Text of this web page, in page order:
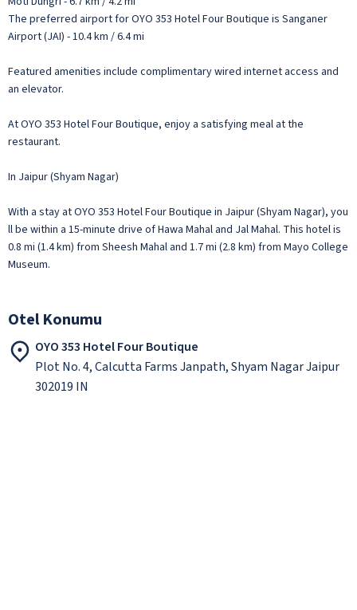
The preferred airport for OYO 353 Hotel Four Boutique is Sanganer
Airport (JAI) - 10.4 km / 6.4 mi
Featured amenities include complimentary wired internet access and
an elevator.
At OYO 353 Hotel Four Boutique, enjoy a satisfying meal at the
restaurant.
In Jaipur (Shyam Nagar)
With a stay at OYO 353 Hotel Four Boutique in Jaipur (Shyam Nagar), you
ll be within a 15-minute drive of Hawa Mahal and Jal Mahal. This hotel is
0.8 mi (1.4 km) from Sheesh Mahal and 1.7 mi (2.8 km) from Mayo College
Museum.
Otel Konumu
OYO 353 Hotel Four Boutique
Plot No. 4, Calcutta Farms Janpath, Shyam Nagar Jaipur
302019 IN